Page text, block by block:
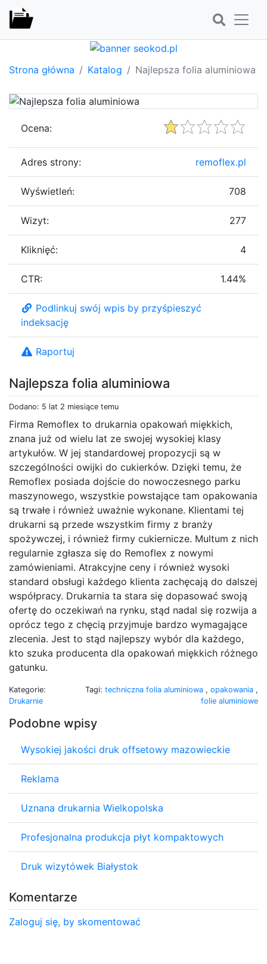
Strona główna Katalog Najlepsza folia aluminiowa
Najlepsza folia aluminiowa
Dodano: 5 lat 2 miesiące temu
Firma Remoflex to drukarnia opakowań miękkich,
znana już od wielu lat ze swojej wysokiej klasy
artykułów. W jej standardowej propozycji są w
szczególności owijki do cukierków. Dzięki temu, że
Remoflex posiada dojście do nowoczesnego parku
maszynowego, wszystkie powstające tam opakowania
są trwałe i również uważnie wykonane. Klientami tej
drukarni są przede wszystkim firmy z branży
spożywczej, i również firmy cukiernicze. Multum z nich
regularnie zgłasza się do Remoflex z nowymi
zamówieniami. Atrakcyjne ceny i również wysoki
standard obsługi każdego klienta zachęcają do dalszej
współpracy. Drukarnia ta stara się dopasować swoją
ofertę do oczekiwań na rynku, stąd nadal się rozwija a
oprócz tego z chęcią przyjmuje bardzo wymagające
zlecenia. Jest to stąd najlepszy wybór dla każdego,
kto szuka producenta dla opakowań miękkich różnego
gatunku.
Kategorie:
Drukarnie
Tagi: techniczna folia aluminiowa , opakowania ,
folie aluminiowe
Podobne wpisy
Wysokiej jakości druk offsetowy mazowieckie
Reklama
Uznana drukarnia Wielkopolska
Profesjonalna produkcja płyt kompaktowych
Druk wizytówek Białystok
Komentarze
Zaloguj się, by skomentować
Ocena:
Adres strony: remoflex.pl
Wyświetleń: 708
Wizyt: 277
Kliknięć: 4
CTR: 1.44%
Podlinkuj swój wpis by przyśpieszyć
indeksację
Raportuj